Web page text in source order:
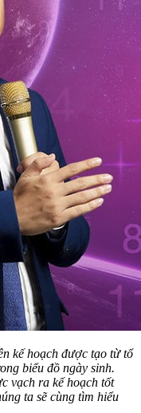
kế hoạch được tạo từ tổ
biểu đồ ngày sinh.
vạch ra kế hoạch tốt
ta sẽ cùng tìm hiểu